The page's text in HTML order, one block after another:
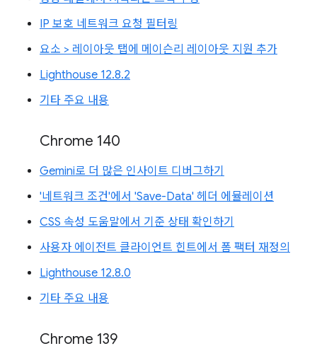
IP 보호 네트워크 요청 필터링
요소 > 레이아웃 탭에 메이슨리 레이아웃 지원 추가
Lighthouse 12.8.2
기타 주요 내용
Chrome 140
Gemini로 더 많은 인사이트 디버그하기
'네트워크 조건'에서 'Save-Data' 헤더 에뮬레이션
CSS 속성 도움말에서 기준 상태 확인하기
사용자 에이전트 클라이언트 힌트에서 폼 팩터 재정의
Lighthouse 12.8.0
기타 주요 내용
Chrome 139